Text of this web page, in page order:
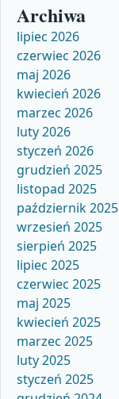
Archiwa
lipiec 2026
czerwiec 2026
maj 2026
kwiecień 2026
marzec 2026
luty 2026
styczeń 2026
grudzień 2025
listopad 2025
październik 2025
wrzesień 2025
sierpień 2025
lipiec 2025
czerwiec 2025
maj 2025
kwiecień 2025
marzec 2025
luty 2025
styczeń 2025